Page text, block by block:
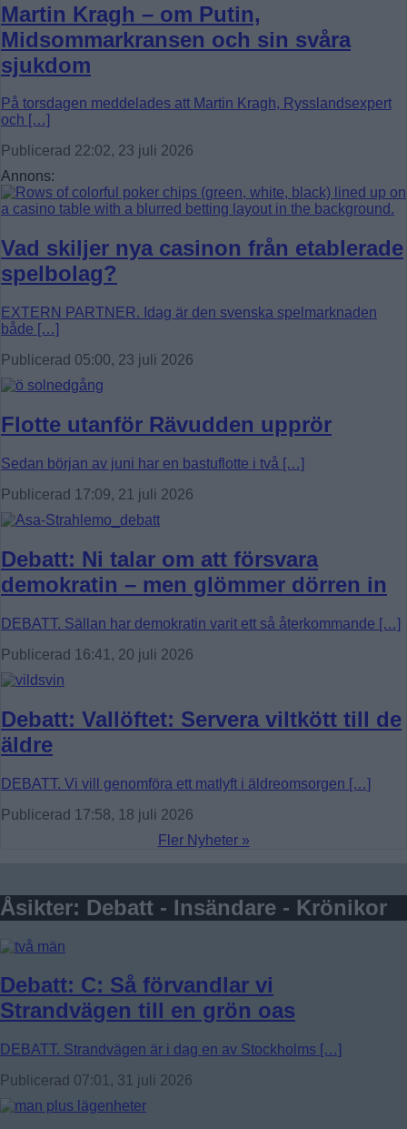
Martin Kragh – om Putin,
Midsommarkransen och sin svåra
sjukdom
På torsdagen meddelades att Martin Kragh, Rysslandsexpert
och […]
Publicerad 22:02, 23 juli 2026
Annons:
Vad skiljer nya casinon från etablerade
spelbolag?
EXTERN PARTNER. Idag är den svenska spelmarknaden
både […]
Publicerad 05:00, 23 juli 2026
Flotte utanför Rävudden upprör
Sedan början av juni har en bastuflotte i två […]
Publicerad 17:09, 21 juli 2026
Debatt: Ni talar om att försvara
demokratin – men glömmer dörren in
DEBATT. Sällan har demokratin varit ett så återkommande […]
Publicerad 16:41, 20 juli 2026
Debatt: Vallöftet: Servera viltkött till de
äldre
DEBATT. Vi vill genomföra ett matlyft i äldreomsorgen […]
Publicerad 17:58, 18 juli 2026
Fler Nyheter »
Åsikter: Debatt - Insändare - Krönikor
Debatt: C: Så förvandlar vi
Strandvägen till en grön oas
DEBATT. Strandvägen är i dag en av Stockholms […]
Publicerad 07:01, 31 juli 2026